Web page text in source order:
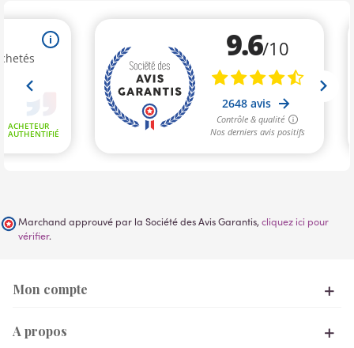
Marchand approuvé par la Société des Avis Garantis, cliquez ici pour
vérifier.
Mon compte
A propos